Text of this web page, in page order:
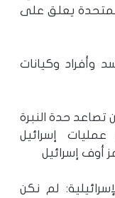
يعلق على
وأفراد وكيانات
تصاعد حدة النبرة
إسرائيل
أوف إسرائيل
لم نكن